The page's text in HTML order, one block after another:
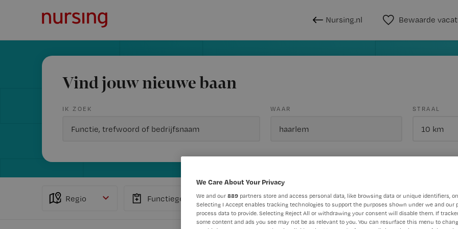
Nursing.nl Bewaarde
Vind jouw nieuwe baan
IK ZOEK WAAR STRAAL
Regio Functiegebied Opleiding Meer filters Wis
We Care About Your Privacy
We and our 889 partners store and access personal data, like browsing data or unique identifiers,
Selecting I Accept enables tracking technologies to support the purposes shown under we and our
process data to provide. Selecting Reject All or withdrawing your consent will disable them. If
some content and ads you see may not be as relevant to you. You can resurface this menu to